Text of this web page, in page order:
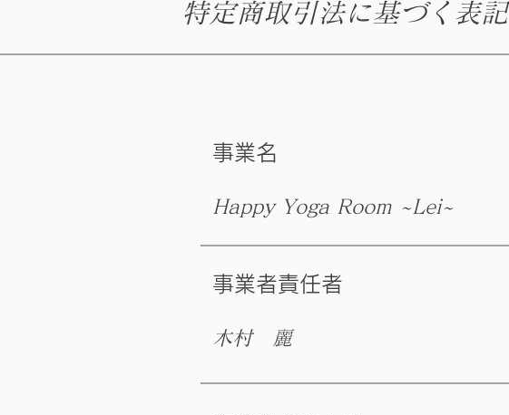
​特定商取引法に基づく表記
事業名
Happy Yoga Room ~Lei~
事業者責任者
​木村 麗